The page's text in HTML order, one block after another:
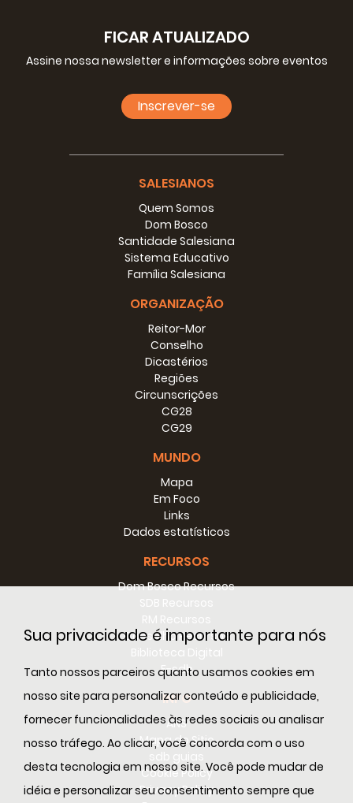
Sua privacidade é importante para nós
Tanto nossos parceiros quanto usamos cookies em
nosso site para personalizar conteúdo e publicidade,
fornecer funcionalidades às redes sociais ou analisar
nosso tráfego. Ao clicar, você concorda com o uso
desta tecnologia em nosso site. Você pode mudar de
idéia e personalizar seu consentimento sempre que
FICAR ATUALIZADO
Assine nossa newsletter e informações sobre eventos
Inscrever-se
SALESIANOS
Quem Somos
Dom Bosco
Santidade Salesiana
Sistema Educativo
Família Salesiana
ORGANIZAÇÃO
Reitor-Mor
Conselho
Dicastérios
Regiões
Circunscrições
CG28
CG29
MUNDO
Mapa
Em Foco
Links
Dados estatísticos
RECURSOS
Dom Bosco Recursos
Conselho Recursos
E-sdb
INFO
ANS
Mapa do Sitio
Cookie Policy
Privacy Policy